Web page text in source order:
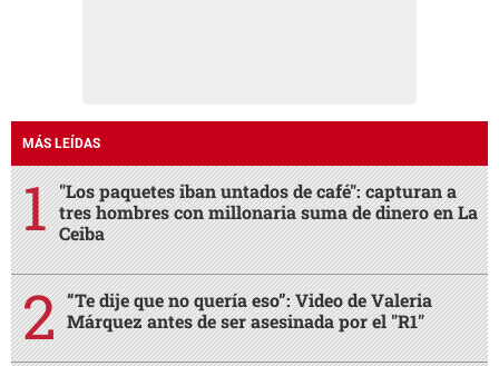
MÁS LEÍDAS
"Los paquetes iban untados de café": capturan a
tres hombres con millonaria suma de dinero en La
Ceiba
“Te dije que no quería eso”: Video de Valeria
Márquez antes de ser asesinada por el "R1"